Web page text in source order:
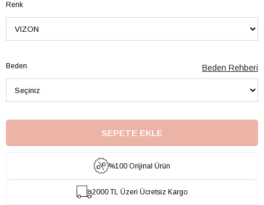
Renk
Beden Beden Rehberi
%100 Orijinal Ürün
2000 TL Üzeri Ücretsiz Kargo